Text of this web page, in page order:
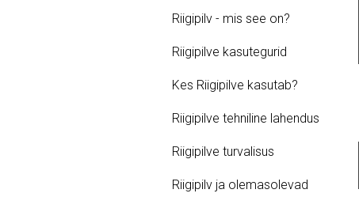
Riigipilv - mis see on?
Riigipilve kasutegurid
Kes Riigipilve kasutab?
Riigipilve tehniline lahendus
Riigipilve turvalisus
Riigipilv ja olemasolevad